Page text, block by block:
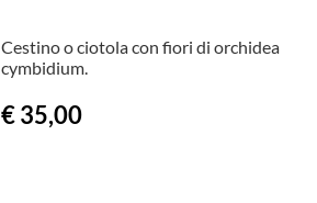
Cestino o ciotola con fiori di orchidea
cymbidium.
€ 35,00